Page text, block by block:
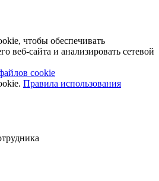
чтобы обеспечивать
веб-сайта и анализировать сетевой
cookie
Правила использования